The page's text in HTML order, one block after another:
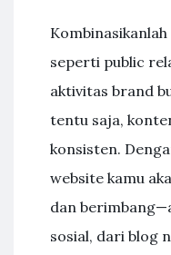
seperti public
aktivitas brand
tentu saja,
konsisten.
website kamu
dan
sosial, dari blog